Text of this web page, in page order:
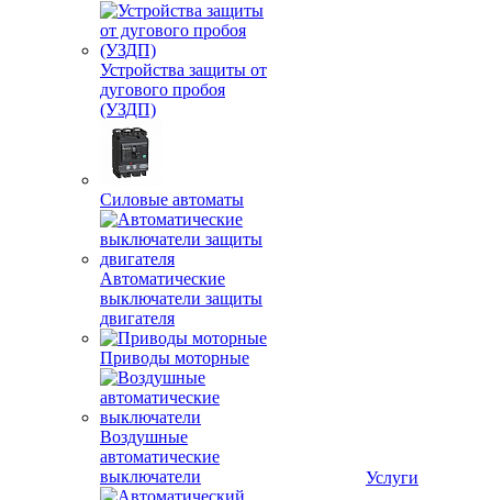
Устройства защиты от
дугового пробоя
(УЗДП)
Силовые автоматы
Автоматические
выключатели защиты
двигателя
Приводы моторные
Воздушные
автоматические
выключатели
Услуги